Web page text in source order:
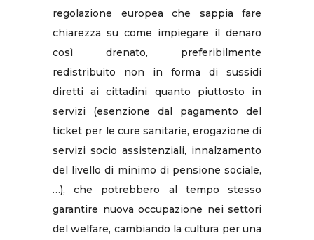
regolazione europea che sappia fare
chiarezza su come impiegare il denaro
così drenato, preferibilmente
redistribuito non in forma di sussidi
diretti ai cittadini quanto piuttosto in
servizi (esenzione dal pagamento del
ticket per le cure sanitarie, erogazione di
servizi socio assistenziali, innalzamento
del livello di minimo di pensione sociale,
…), che potrebbero al tempo stesso
garantire nuova occupazione nei settori
del welfare, cambiando la cultura per una